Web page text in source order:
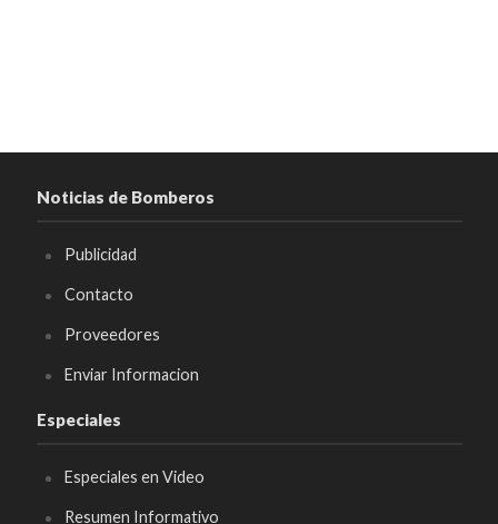
Noticias de Bomberos
Publicidad
Contacto
Proveedores
Enviar Informacion
Especiales
Especiales en Video
Resumen Informativo